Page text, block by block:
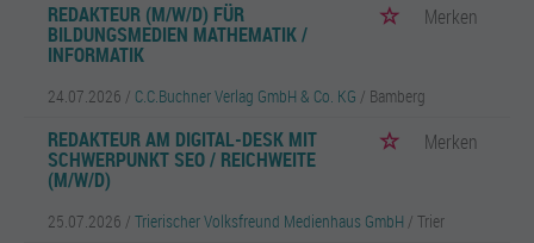
REDAKTEUR (M/W/D) FÜR
BILDUNGSMEDIEN MATHEMATIK /
INFORMATIK
Merken
24.07.2026 / C.C.Buchner Verlag GmbH & Co. KG / Bamberg
REDAKTEUR AM DIGITAL-DESK MIT
SCHWERPUNKT SEO / REICHWEITE
(M/W/D)
Merken
25.07.2026 / Trierischer Volksfreund Medienhaus GmbH / Trier